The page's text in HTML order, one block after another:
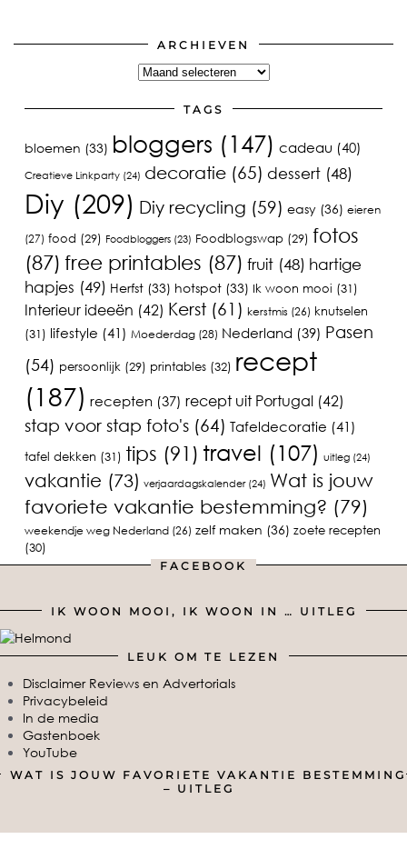
ARCHIEVEN
Archieven
TAGS
bloemen (33) bloggers (147) cadeau (40)
Creatieve Linkparty (24) decoratie (65) dessert (48)
Diy (209) Diy recycling (59) easy (36) eieren
(27) food (29) Foodbloggers (23) Foodblogswap (29) fotos
(87) free printables (87) fruit (48) hartige
hapjes (49) Herfst (33) hotspot (33) Ik woon mooi (31)
Interieur ideeën (42) Kerst (61) kerstmis (26) knutselen
(31) lifestyle (41) Moederdag (28) Nederland (39) Pasen
(54) persoonlijk (29) printables (32) recept
(187) recepten (37) recept uit Portugal (42)
stap voor stap foto's (64) Tafeldecoratie (41)
tafel dekken (31) tips (91) travel (107) uitleg (24)
vakantie (73) verjaardagskalender(24) Wat is jouw
favoriete vakantie bestemming? (79)
weekendje weg Nederland (26) zelf maken (36) zoete recepten
(30)
FACEBOOK
IK WOON MOOI, IK WOON IN … UITLEG
LEUK OM TE LEZEN
Disclaimer Reviews en Advertorials
Privacybeleid
In de media
Gastenboek
YouTube
WAT IS JOUW FAVORIETE VAKANTIE BESTEMMING
– UITLEG